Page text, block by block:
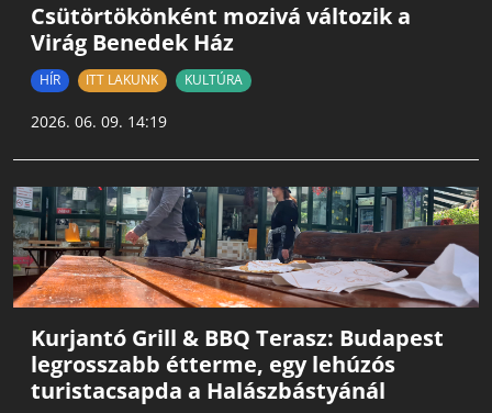
Csütörtökönként mozivá változik a
Virág Benedek Ház
HÍR ITT LAKUNK KULTÚRA
2026. 06. 09. 14:19
Kurjantó Grill & BBQ Terasz: Budapest
legrosszabb étterme, egy lehúzós
turistacsapda a Halászbástyánál